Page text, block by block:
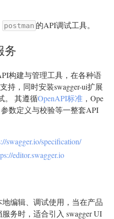
postman 的API调试工具。
务
构建与管理工具，在各种语
持，同时安装swagger-ui扩展
。 其遵循OpenAPI标准 ，Ope
数定义与校验等一整套API
swagger.io/specification/
editor.swagger.io
地编辑、调试使用，当在产品
服务时，适合引入 swagger UI